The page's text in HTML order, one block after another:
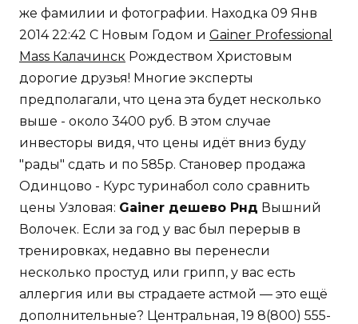
же фамилии и фотографии. Находка 09 Янв
2014 22:42 С Новым Годом и Gainer Professional
Mass Калачинск Рождеством Христовым
дорогие друзья! Многие эксперты
предполагали, что цена эта будет несколько
выше - около 3400 руб. В этом случае
инвесторы видя, что цены идёт вниз буду
"рады" сдать и по 585р. Становер продажа
Одинцово - Курс туринабол соло сравнить
цены Узловая: Gainer дешево Рнд Вышний
Волочек. Если за год у вас был перерыв в
тренировках, недавно вы перенесли
несколько простуд или грипп, у вас есть
аллергия или вы страдаете астмой — это ещё
дополнительные? Центральная, 19 8(800) 555-